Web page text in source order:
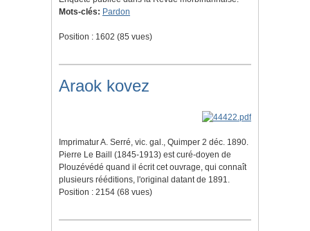
Mots-clés: Pardon
Position : 1602 (85 vues)
Araok kovez
Imprimatur A. Serré, vic. gal., Quimper 2 déc. 1890.
Pierre Le Baill (1845-1913) est curé-doyen de
Plouzévédé quand il écrit cet ouvrage, qui connaît
plusieurs rééditions, l'original datant de 1891.
Position : 2154 (68 vues)